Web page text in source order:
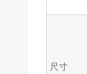
尺寸